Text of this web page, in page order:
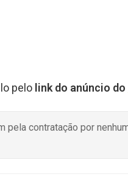
pelo link do anúncio do
contratação por